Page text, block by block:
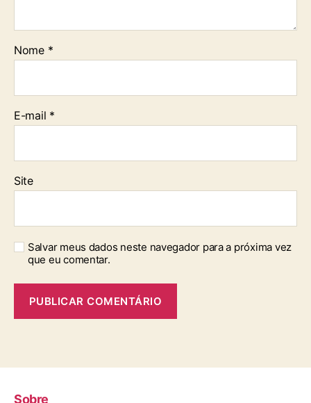
Nome *
E-mail *
Site
Salvar meus dados neste navegador para a próxima vez
que eu comentar.
Sobre